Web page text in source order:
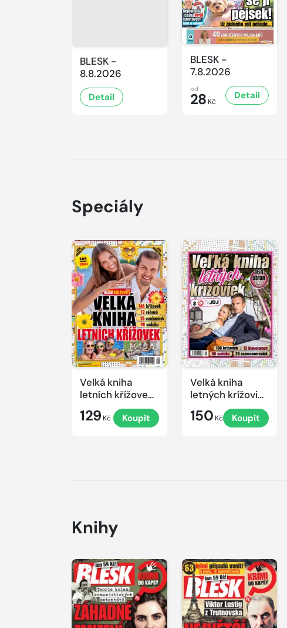
BLESK -
8.8.2026
Detail
BLESK -
7.8.2026
od
28 Kč
Detail
Speciály
Velká kniha
letních křížovek
129 Kč Koupit
Velká kniha
letných krížoviek
s TV JOJ 2026
150 Kč Koupit
Knihy